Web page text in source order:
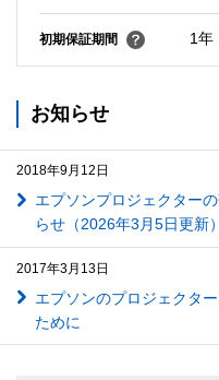
初期保証期間 1年
お知らせ
2018年9月12日
エプソンプロジェクター
らせ（2026年3月5日更新）
2017年3月13日
エプソンのプロジェクタ
ために